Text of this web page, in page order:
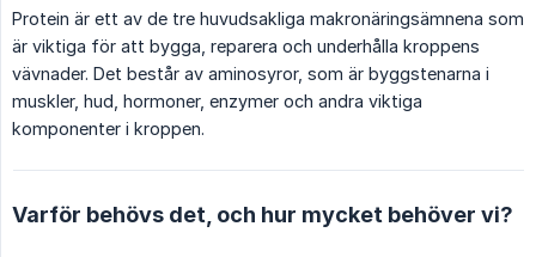
Protein är ett av de tre huvudsakliga makronäringsämnena som
är viktiga för att bygga, reparera och underhålla kroppens
vävnader. Det består av aminosyror, som är byggstenarna i
muskler, hud, hormoner, enzymer och andra viktiga
komponenter i kroppen.
Varför behövs det, och hur mycket behöver vi?